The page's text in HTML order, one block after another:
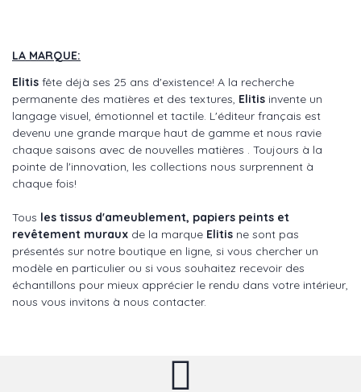
LA MARQUE:
Elitis fête déjà ses 25 ans d'existence! A la recherche
permanente des matières et des textures, Elitis invente un
langage visuel, émotionnel et tactile. L'éditeur français est
devenu une grande marque haut de gamme et nous ravie
chaque saisons avec de nouvelles matières . Toujours à la
pointe de l'innovation, les collections nous surprennent à
chaque fois!
Tous les tissus d'ameublement, papiers peints et
revêtement muraux de la marque Elitis ne sont pas
présentés sur notre boutique en ligne, si vous chercher un
modèle en particulier ou si vous souhaitez recevoir des
échantillons pour mieux apprécier le rendu dans votre intérieur,
nous vous invitons à nous contacter.